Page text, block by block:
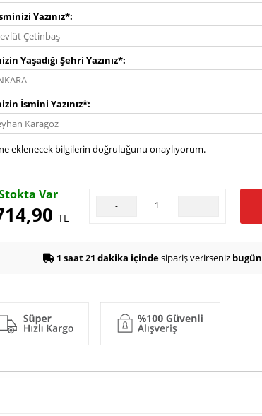
Yazınız*
Yaşadığı Şehri Yazınız*
İsmini Yazınız*
eklenecek bilgilerin doğruluğunu onaylıyorum.
Var
TL
- +
1 saat 21 dakika içindesipariş verirseniz bugün